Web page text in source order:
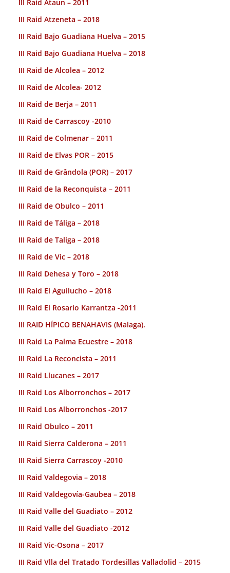
III Raid Ataun – 2011
III Raid Atzeneta – 2018
III Raid Bajo Guadiana Huelva – 2015
III Raid Bajo Guadiana Huelva – 2018
III Raid de Alcolea – 2012
III Raid de Alcolea- 2012
III Raid de Berja – 2011
III Raid de Carrascoy -2010
III Raid de Colmenar – 2011
III Raid de Elvas POR – 2015
III Raid de Grândola (POR) – 2017
III Raid de la Reconquista – 2011
III Raid de Obulco – 2011
III Raid de Táliga – 2018
III Raid de Taliga – 2018
III Raid de Vic – 2018
III Raid Dehesa y Toro – 2018
III Raid El Aguilucho – 2018
III Raid El Rosario Karrantza -2011
III RAID HÍPICO BENAHAVIS (Malaga).
III Raid La Palma Ecuestre – 2018
III Raid La Reconcista – 2011
III Raid Llucanes – 2017
III Raid Los Alborronchos – 2017
III Raid Los Alborronchos -2017
III Raid Obulco – 2011
III Raid Sierra Calderona – 2011
III Raid Sierra Carrascoy -2010
III Raid Valdegovia – 2018
III Raid Valdegovía-Gaubea – 2018
III Raid Valle del Guadiato – 2012
III Raid Valle del Guadiato -2012
III Raid Vic-Osona – 2017
III Raid Vlla del Tratado Tordesillas Valladolid – 2015